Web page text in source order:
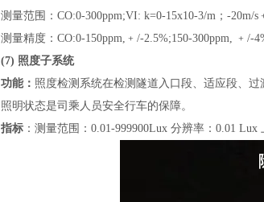
测量范围：CO:0-300ppm;VI: k=0-15x10-3/m ； -20m/s
测量精度： CO:0-150ppm, ﹢ /-2.5%;150-300ppm, ﹢ /-
(7) 照度子系统
功能： 照度检测系统在检测隧道入口段、适应段、
照明状态是司乘人员安全行车的保障。
指标 ：测量范围：0.01-999900Lux 分辨率：0.01